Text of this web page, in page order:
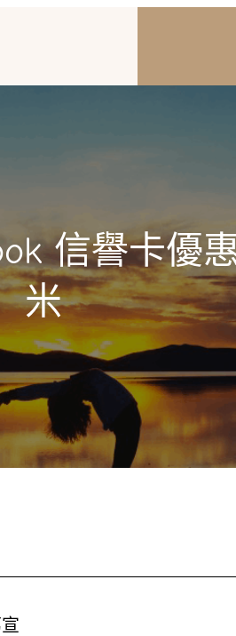
信譽卡優
米